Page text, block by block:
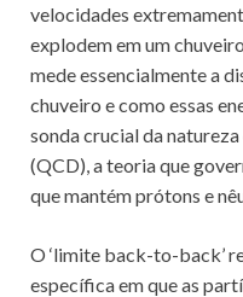
velocidades
explodem em um
mede essencialmente a
chuveiro e como essas
sonda crucial da
(QCD), a teoria que
que mantém prótons e
O ‘limite back-to-back’
específica em que as